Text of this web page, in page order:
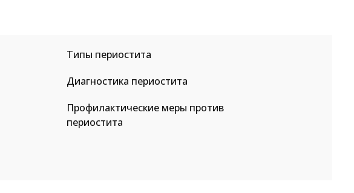
Типы периостита
Диагностика периостита
Профилактические меры против
периостита